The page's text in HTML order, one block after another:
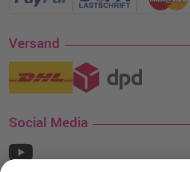
Versand
Social Media